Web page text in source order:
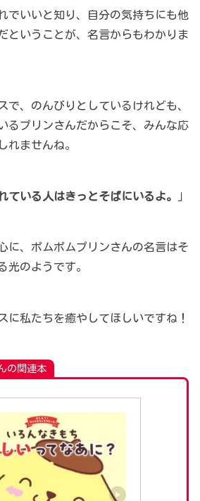
でいいと知り、自分の気持ちにも他
ということが、名言からもわかりま
で、のんびりとしているけれども、
るプリンさんだからこそ、みんな応
れませんね。
ている人はきっとそばにいるよ。 」
に、ポムポムプリンさんの名言はそ
光のようです。
に私たちを癒やしてほしいですね！
の関連本